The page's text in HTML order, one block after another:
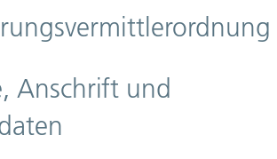
Anschrift und